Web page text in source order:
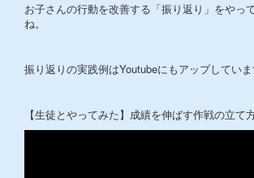
お子さんの行動を改善する「振り返り」をやっ
ね。
振り返りの実践例はYoutubeにもアップしていま
【生徒とやってみた】成績を伸ばす作戦の立て